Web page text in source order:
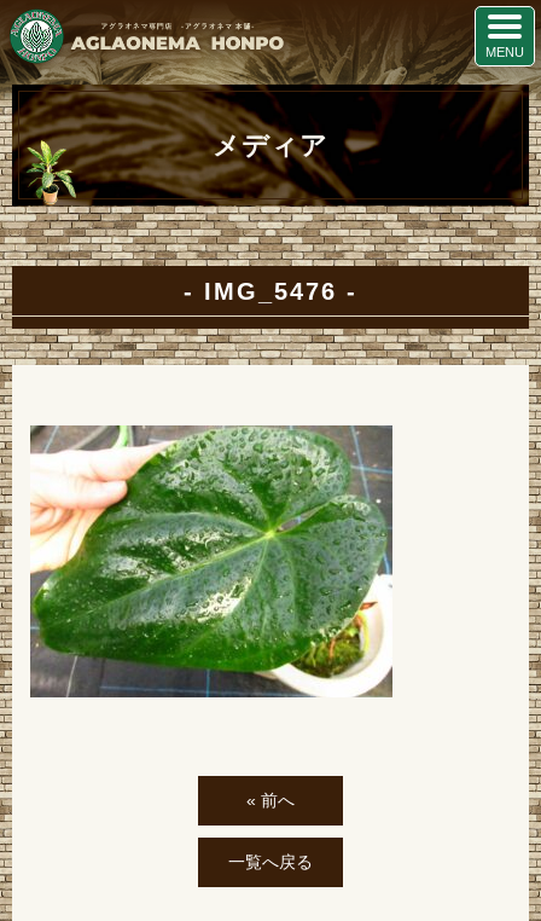
メディア
IMG_5476
« 前へ
一覧へ戻る